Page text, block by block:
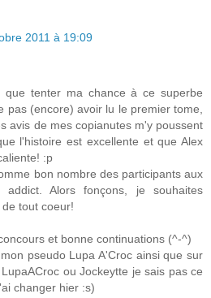
2011 à 19:09
que tenter ma chance à ce superbe
pas (encore) avoir lu le premier tome,
avis de mes copianutes m'y poussent
l'histoire est excellente et que Alex
:p
bon nombre des participants aux
addict. Alors fonçons, je souhaites
tout coeur!
et bonne continuations (^-^)
pseudo Lupa A'Croc ainsi que sur
ou Jockeytte je sais pas ce
changer hier :s)